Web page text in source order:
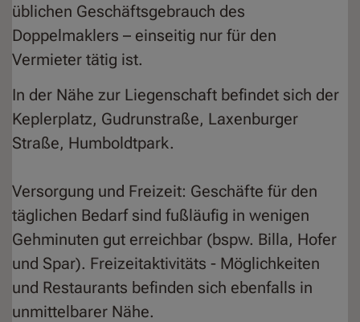
üblichen Geschäftsgebrauch des
Doppelmaklers – einseitig nur für den
Vermieter tätig ist.
In der Nähe zur Liegenschaft befindet sich der
Keplerplatz, Gudrunstraße, Laxenburger
Straße, Humboldtpark.
Versorgung und Freizeit: Geschäfte für den
täglichen Bedarf sind fußläufig in wenigen
Gehminuten gut erreichbar (bspw. Billa, Hofer
und Spar). Freizeitaktivitäts - Möglichkeiten
und Restaurants befinden sich ebenfalls in
unmittelbarer Nähe.